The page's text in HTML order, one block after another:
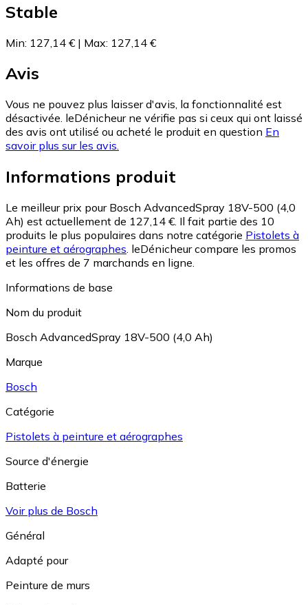
Stable
Min: 127,14 € | Max: 127,14 €
Avis
Vous ne pouvez plus laisser d'avis, la fonctionnalité est
désactivée. leDénicheur ne vérifie pas si ceux qui ont laissé
des avis ont utilisé ou acheté le produit en question En
savoir plus sur les avis.
Informations produit
Le meilleur prix pour Bosch AdvancedSpray 18V-500 (4,0
Ah) est actuellement de 127,14 €. Il fait partie des 10
produits le plus populaires dans notre catégorie Pistolets à
peinture et aérographes. leDénicheur compare les promos
et les offres de 7 marchands en ligne.
Informations de base
Nom du produit
Bosch AdvancedSpray 18V-500 (4,0 Ah)
Marque
Bosch
Catégorie
Pistolets à peinture et aérographes
Source d'énergie
Batterie
Voir plus de Bosch
Général
Adapté pour
Peinture de murs